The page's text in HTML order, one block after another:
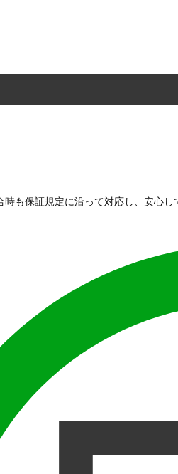
時も保証規定に沿って対応し、安心